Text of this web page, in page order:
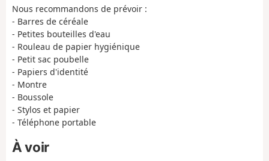
Nous recommandons de prévoir :
- Barres de céréale
- Petites bouteilles d'eau
- Rouleau de papier hygiénique
- Petit sac poubelle
- Papiers d'identité
- Montre
- Boussole
- Stylos et papier
- Téléphone portable
À voir